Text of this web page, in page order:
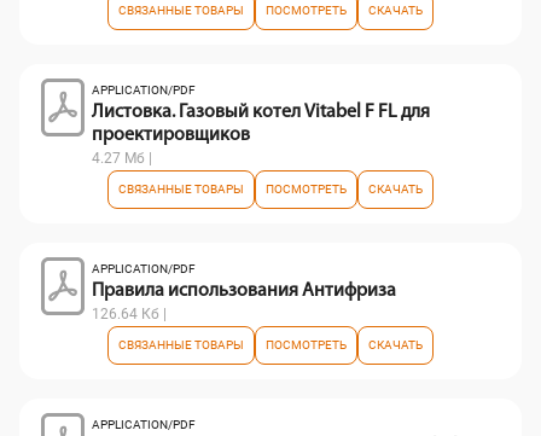
СВЯЗАННЫЕ ТОВАРЫ ПОСМОТРЕТЬ СКАЧАТЬ
APPLICATION/PDF
Листовка. Газовый котел Vitabel F FL для
проектировщиков
4.27 Мб |
СВЯЗАННЫЕ ТОВАРЫ ПОСМОТРЕТЬ СКАЧАТЬ
APPLICATION/PDF
Правила использования Антифриза
126.64 Кб |
СВЯЗАННЫЕ ТОВАРЫ ПОСМОТРЕТЬ СКАЧАТЬ
APPLICATION/PDF